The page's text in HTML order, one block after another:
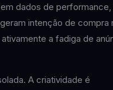
dados de performance,
intenção de compra
a fadiga de
A criatividade é